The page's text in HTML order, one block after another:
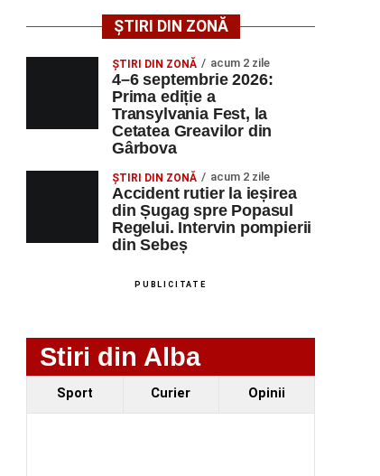
ȘTIRI DIN ZONĂ
ȘTIRI DIN ZONĂ acum 2 zile
4–6 septembrie 2026:
Prima ediție a
Transylvania Fest, la
Cetatea Greavilor din
Gârbova
ȘTIRI DIN ZONĂ acum 2 zile
Accident rutier la ieșirea
din Șugag spre Popasul
Regelui. Intervin pompierii
din Sebeș
PUBLICITATE
Stiri din Alba
Sport Curier Opinii